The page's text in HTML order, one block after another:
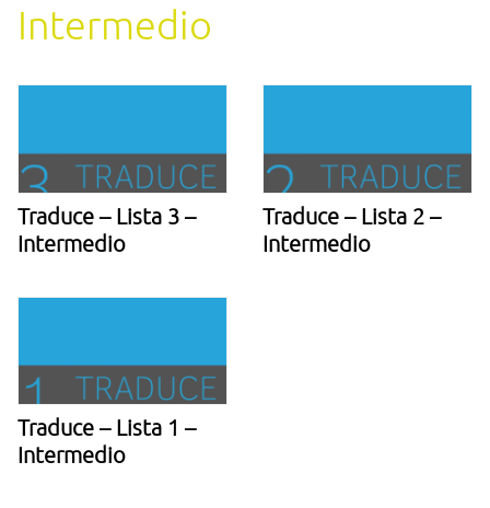
Intermedio
Traduce – Lista 3 –
Intermedio
Traduce – Lista 2 –
Intermedio
Traduce – Lista 1 –
Intermedio